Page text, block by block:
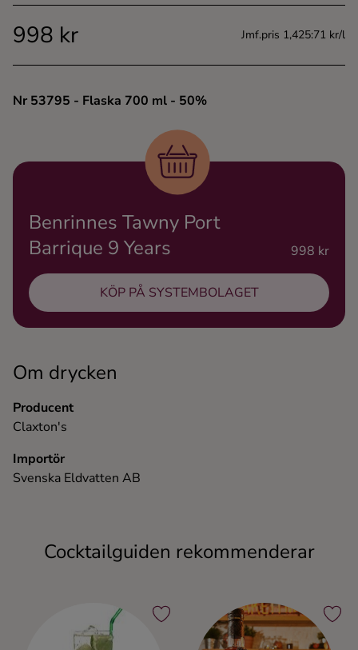
Vodka
998 kr Jmf.pris 1,425:71 kr/l
Nr 53795 - Flaska 700 ml - 50%
Om drycken
Producent
Claxton's
Importör
Svenska Eldvatten AB
Benrinnes Tawny Port
Barrique 9 Years
998 kr
KÖP PÅ SYSTEMBOLAGET
Cocktailguiden rekommenderar